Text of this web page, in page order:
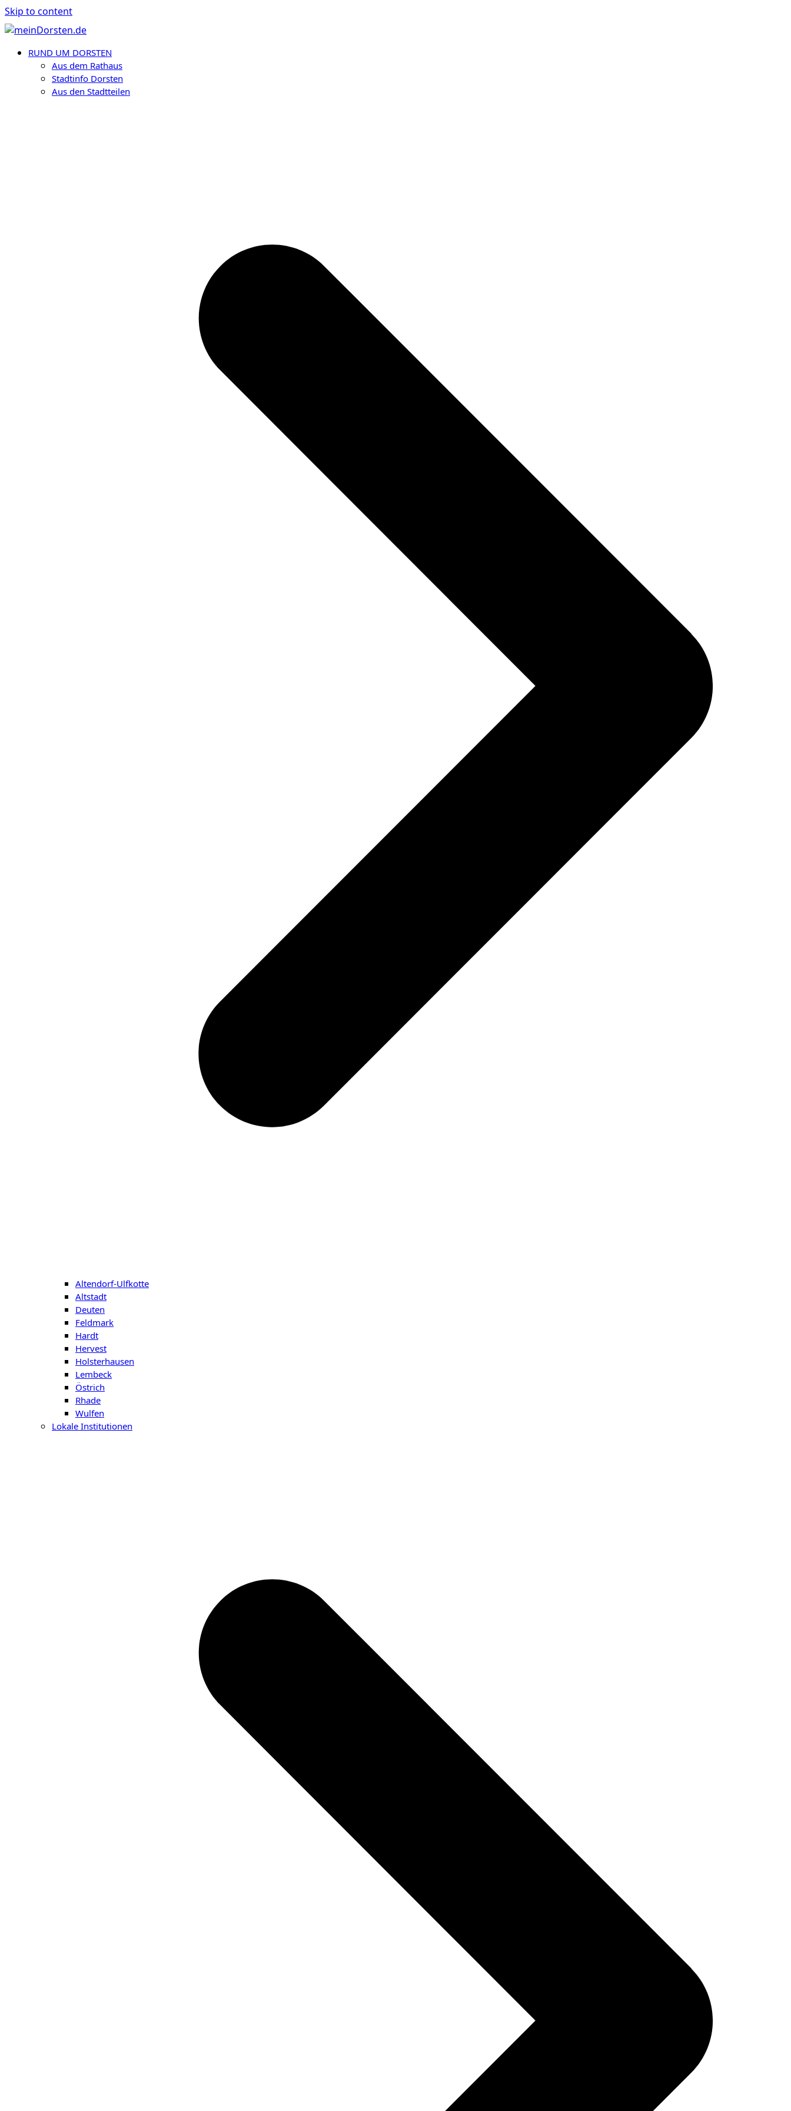
Skip to content
RUND UM DORSTEN
Aus dem Rathaus
Stadtinfo Dorsten
Aus den Stadtteilen
Altendorf-Ulfkotte
Altstadt
Deuten
Feldmark
Hardt
Hervest
Holsterhausen
Lembeck
Östrich
Rhade
Wulfen
Lokale Institutionen